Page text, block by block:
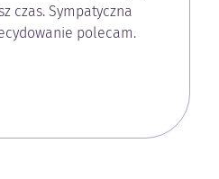
czas. Sympatyczna
polecam.